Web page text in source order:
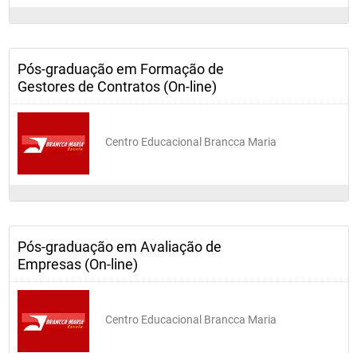
Pós-graduação em Formação de
Gestores de Contratos (On-line)
Centro Educacional Brancca Maria
Pós-graduação em Avaliação de
Empresas (On-line)
Centro Educacional Brancca Maria